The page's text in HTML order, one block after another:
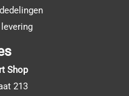
Shop
213